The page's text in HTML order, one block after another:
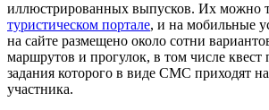
иллюстрированных выпусков. Их можно
туристическом портале, и на мобильные
на сайте размещено около сотни
маршрутов и прогулок, в том числе
задания которого в виде СМС приходят
участника.